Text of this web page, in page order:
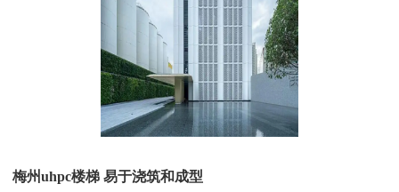
梅州uhpc楼梯 易于浇筑和成型